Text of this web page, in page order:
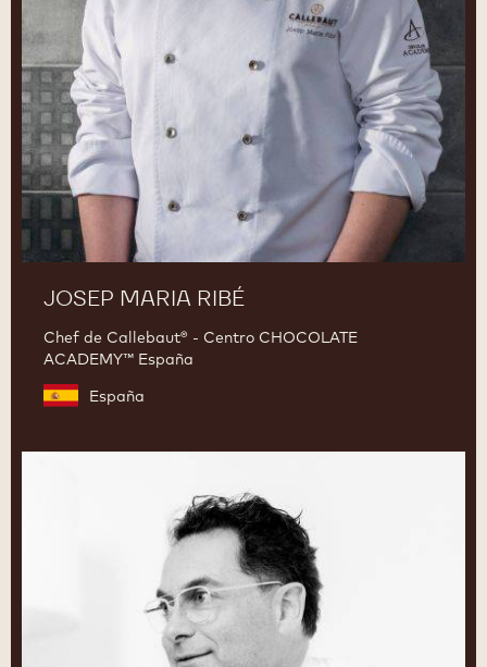
JOSEP MARIA RIBÉ
Chef de Callebaut® - Centro CHOCOLATE
ACADEMY™ España
España